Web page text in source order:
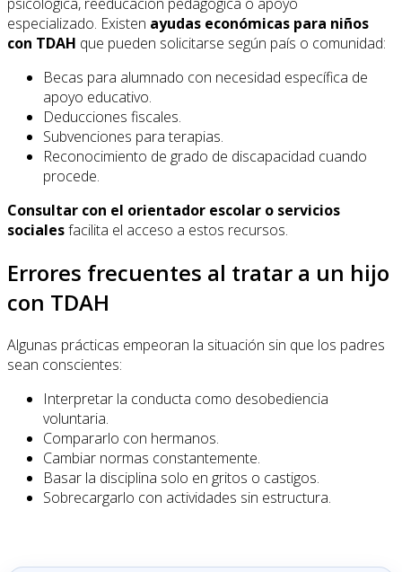
especializado. Existen ayudas económicas para niños
con TDAH que pueden solicitarse según país o comunidad:
Becas para alumnado con necesidad específica de
apoyo educativo.
Deducciones fiscales.
Subvenciones para terapias.
Reconocimiento de grado de discapacidad cuando
procede.
Consultar con el orientador escolar o servicios
socialesfacilita el acceso a estos recursos.
Errores frecuentes al tratar a un hijo
con TDAH
Algunas prácticas empeoran la situación sin que los padres
sean conscientes:
Interpretar la conducta como desobediencia
voluntaria.
Compararlo con hermanos.
Cambiar normas constantemente.
Basar la disciplina solo en gritos o castigos.
Sobrecargarlo con actividades sin estructura.